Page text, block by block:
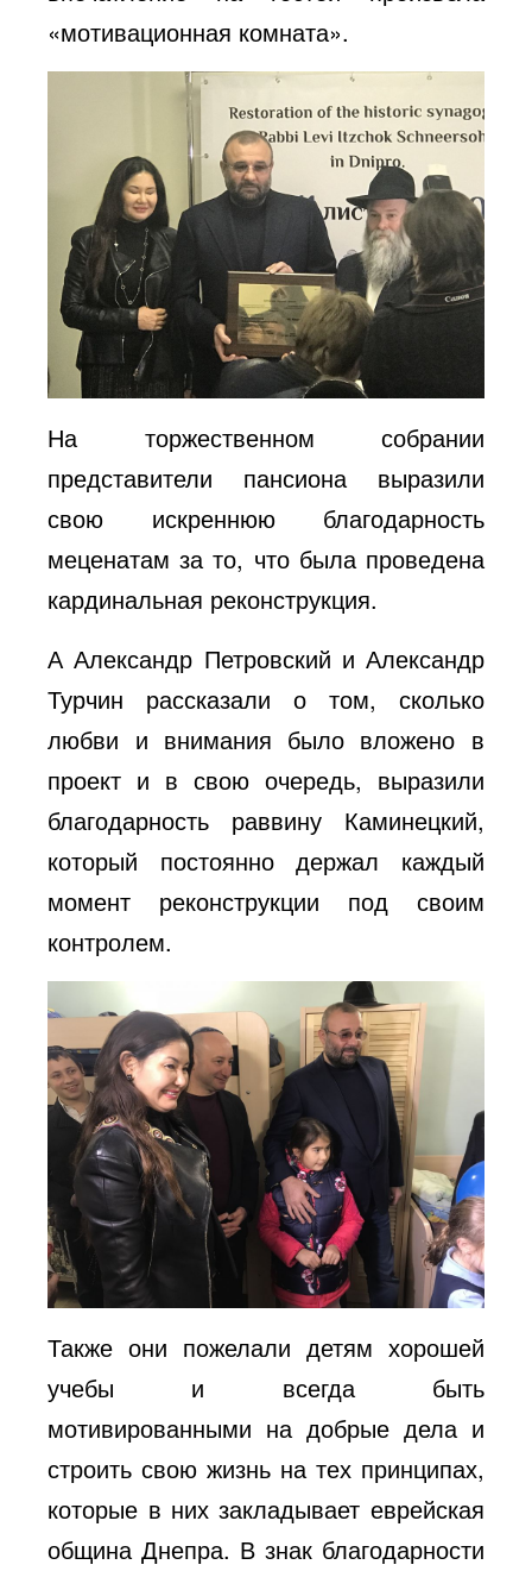
«мотивационная комната».
На торжественном собрании
представители пансиона выразили
свою искреннюю благодарность
меценатам за то, что была проведена
кардинальная реконструкция.
А Александр Петровский и Александр
Турчин рассказали о том, сколько
любви и внимания было вложено в
проект и в свою очередь, выразили
благодарность раввину Каминецкий,
который постоянно держал каждый
момент реконструкции под своим
контролем.
Также они пожелали детям хорошей
учебы и всегда быть
мотивированными на добрые дела и
строить свою жизнь на тех принципах,
которые в них закладывает еврейская
община Днепра. В знак благодарности